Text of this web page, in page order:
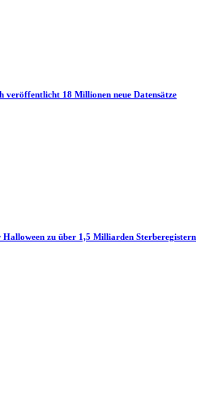
veröffentlicht 18 Millionen neue Datensätze
zu über 1,5 Milliarden Sterberegistern